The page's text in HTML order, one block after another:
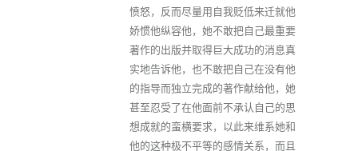
愤怒，反而尽量用自我贬低来迁就他
娇惯他纵容他，她不敢把自己最重要
著作的出版并取得巨大成功的消息真
实地告诉他，也不敢把自己在没有他
的指导而独立完成的著作献给他，她
甚至忍受了在他面前不承认自己的思
想成就的蛮横要求，以此来维系她和
他的这种极不平等的感情关系，而且